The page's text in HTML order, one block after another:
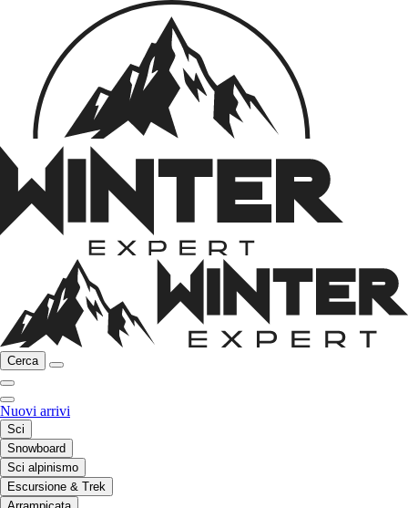
Cerca
Nuovi arrivi
Sci
Snowboard
Sci alpinismo
Escursione & Trek